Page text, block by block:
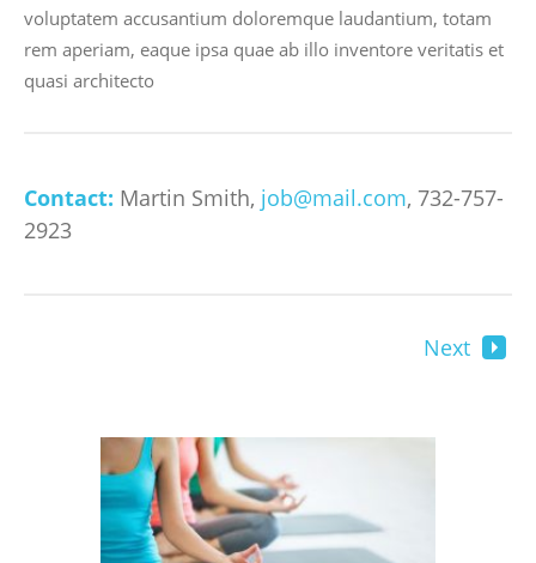
voluptatem accusantium doloremque laudantium, totam
rem aperiam, eaque ipsa quae ab illo inventore veritatis et
quasi architecto
Contact: Martin Smith job@mail.com 732-757-
2923
Next